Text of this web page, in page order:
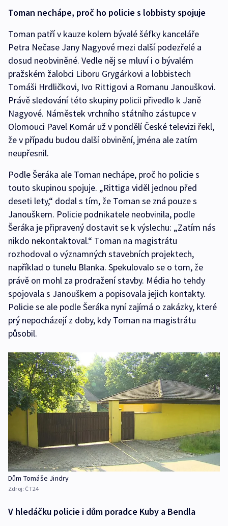
Toman nechápe, proč ho policie s lobbisty spojuje
Toman patří v kauze kolem bývalé šéfky kanceláře
Petra Nečase Jany Nagyové mezi další podezřelé a
dosud neobviněné. Vedle něj se mluví i o bývalém
pražském žalobci Liboru Grygárkovi a lobbistech
Tomáši Hrdličkovi, Ivo Rittigovi a Romanu Janouškovi.
Právě sledování této skupiny policii přivedlo k Janě
Nagyové. Náměstek vrchního státního zástupce v
Olomouci Pavel Komár už v pondělí České televizi řekl,
že v případu budou další obvinění, jména ale zatím
neupřesnil.
Podle Šeráka ale Toman nechápe, proč ho policie s
touto skupinou spojuje. „Rittiga viděl jednou před
deseti lety,“ dodal s tím, že Toman se zná pouze s
Janouškem. Policie podnikatele neobvinila, podle
Šeráka je připravený dostavit se k výslechu: „Zatím nás
nikdo nekontaktoval.“ Toman na magistrátu
rozhodoval o významných stavebních projektech,
například o tunelu Blanka. Spekulovalo se o tom, že
právě on mohl za prodražení stavby. Média ho tehdy
spojovala s Janouškem a popisovala jejich kontakty.
Policie se ale podle Šeráka nyní zajímá o zakázky, které
prý nepocházejí z doby, kdy Toman na magistrátu
působil.
Dům Tomáše Jindry
Zdroj: ČT24
V hledáčku policie i dům poradce Kuby a Bendla